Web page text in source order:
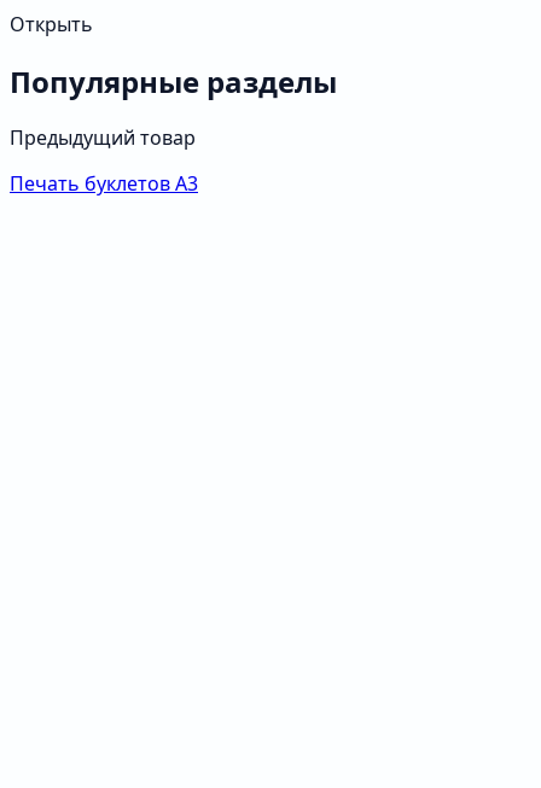
Открыть
Популярные разделы
Предыдущий товар
Печать буклетов А3